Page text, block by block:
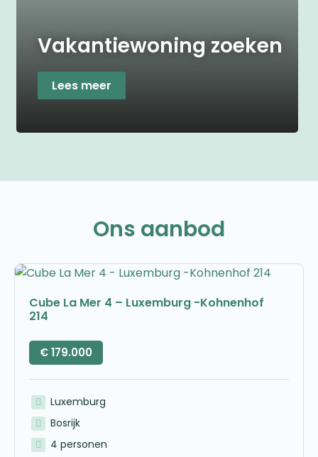
Vakantiewoning zoeken
Lees meer
Ons aanbod
Cube La Mer 4 – Luxemburg -Kohnenhof
214
€179.000
Luxemburg
Bosrijk
4 personen